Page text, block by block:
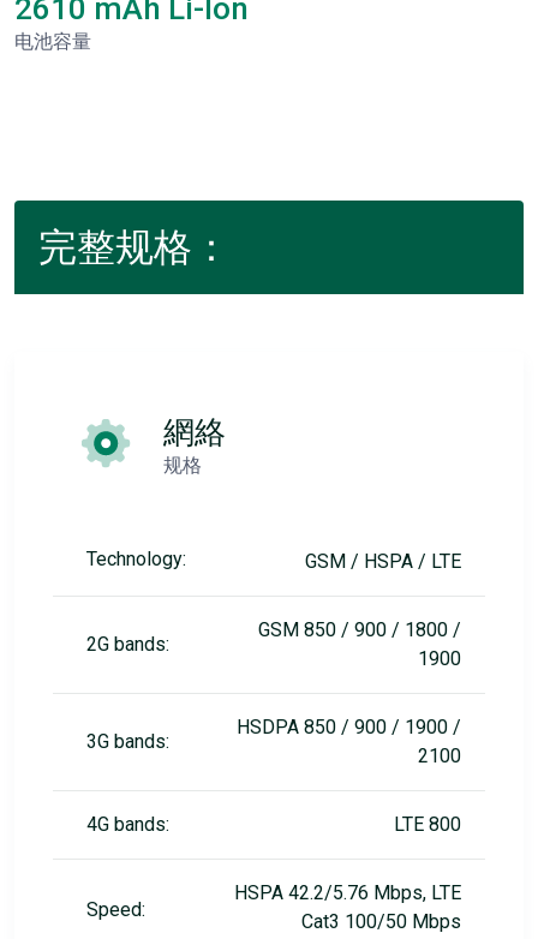
2610 mAh Li-Ion
电池容量
完整规格：
網絡
规格
Technology: GSM / HSPA / LTE
2G bands:
GSM 850 / 900 / 1800 /
1900
3G bands:
HSDPA 850 / 900 / 1900 /
2100
4G bands: LTE 800
Speed:
HSPA 42.2/5.76 Mbps, LTE
Cat3 100/50 Mbps